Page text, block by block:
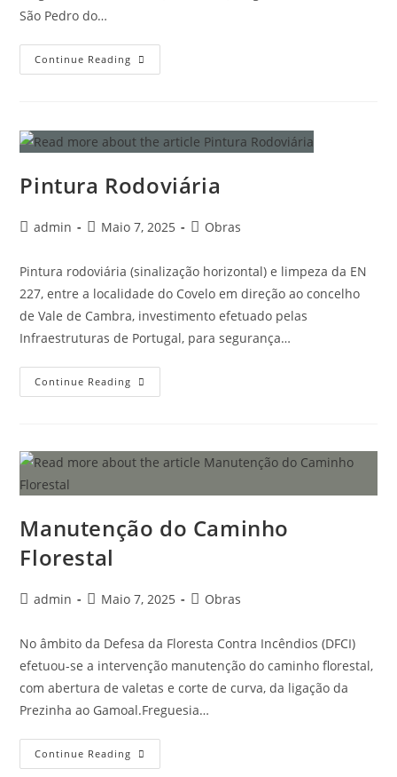
São Pedro do…
Continue Reading
Pintura Rodoviária
admin Maio 7, 2025 Obras
Pintura rodoviária (sinalização horizontal) e limpeza da EN
227, entre a localidade do Covelo em direção ao concelho
de Vale de Cambra, investimento efetuado pelas
Infraestruturas de Portugal, para segurança…
Continue Reading
Manutenção do Caminho
Florestal
admin Maio 7, 2025 Obras
No âmbito da Defesa da Floresta Contra Incêndios (DFCI)
efetuou-se a intervenção manutenção do caminho florestal,
com abertura de valetas e corte de curva, da ligação da
Prezinha ao Gamoal.Freguesia…
Continue Reading